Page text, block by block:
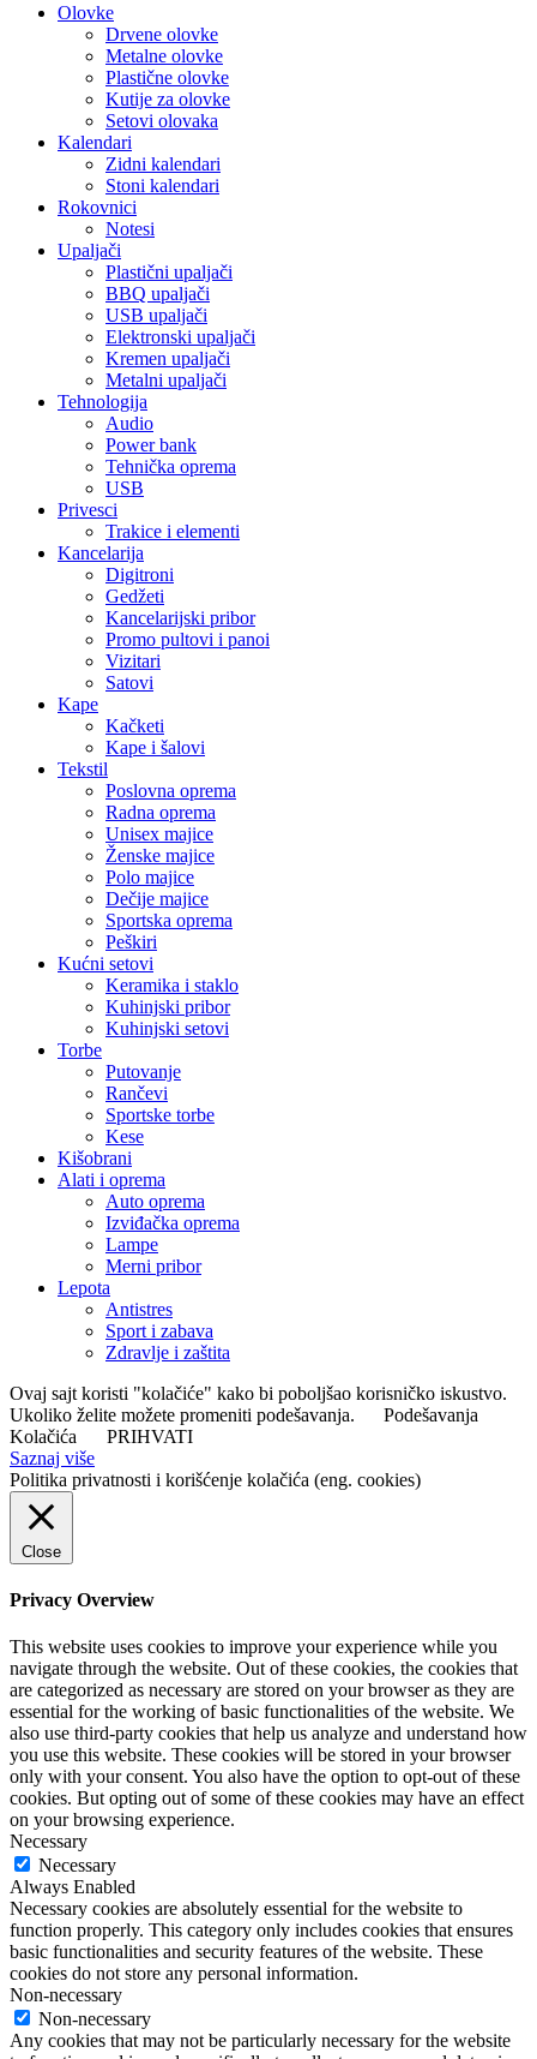
Olovke
Drvene olovke
Metalne olovke
Plastične olovke
Kutije za olovke
Setovi olovaka
Kalendari
Zidni kalendari
Stoni kalendari
Rokovnici
Notesi
Upaljači
Plastični upaljači
BBQ upaljači
USB upaljači
Elektronski upaljači
Kremen upaljači
Metalni upaljači
Tehnologija
Audio
Power bank
Tehnička oprema
USB
Privesci
Trakice i elementi
Kancelarija
Digitroni
Gedžeti
Kancelarijski pribor
Promo pultovi i panoi
Vizitari
Satovi
Kape
Kačketi
Kape i šalovi
Tekstil
Poslovna oprema
Radna oprema
Unisex majice
Ženske majice
Polo majice
Dečije majice
Sportska oprema
Peškiri
Kućni setovi
Keramika i staklo
Kuhinjski pribor
Kuhinjski setovi
Torbe
Putovanje
Rančevi
Sportske torbe
Kese
Kišobrani
Alati i oprema
Auto oprema
Izviđačka oprema
Lampe
Merni pribor
Lepota
Antistres
Sport i zabava
Zdravlje i zaštita
Ovaj sajt koristi "kolačiće" kako bi poboljšao korisničko iskustvo.
Ukoliko želite možete promeniti podešavanja.
Podešavanja
Kolačića
PRIHVATI
Saznaj više
Politika privatnosti i korišćenje kolačića (eng. cookies)
Close
Privacy Overview
This website uses cookies to improve your experience while you
navigate through the website. Out of these cookies, the cookies that
are categorized as necessary are stored on your browser as they are
essential for the working of basic functionalities of the website. We
also use third-party cookies that help us analyze and understand how
you use this website. These cookies will be stored in your browser
only with your consent. You also have the option to opt-out of these
cookies. But opting out of some of these cookies may have an effect
on your browsing experience.
Necessary
Necessary
Always Enabled
Necessary cookies are absolutely essential for the website to
function properly. This category only includes cookies that ensures
basic functionalities and security features of the website. These
cookies do not store any personal information.
Non-necessary
Non-necessary
Any cookies that may not be particularly necessary for the website